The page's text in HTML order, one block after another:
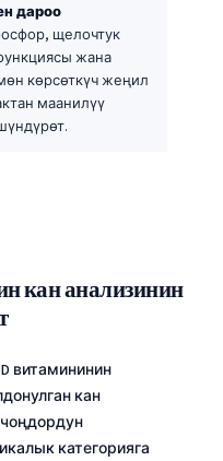
дароо
щелочтук
жана
көрсөткүч жеңил
маанилүү
кан анализинин
витамининин
кан
категорияга